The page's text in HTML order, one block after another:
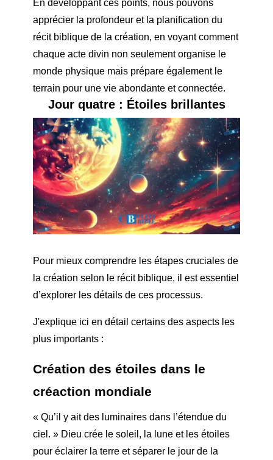
En développant ces points, nous pouvons
apprécier la profondeur et la planification du
récit biblique de la création, en voyant comment
chaque acte divin non seulement organise le
monde physique mais prépare également le
terrain pour une vie abondante et connectée.
Jour quatre : Étoiles brillantes
Pour mieux comprendre les étapes cruciales de
la création selon le récit biblique, il est essentiel
d’explorer les détails de ces processus.
J'explique ici en détail certains des aspects les
plus importants :
Création des étoiles dans le
créaction mondiale
« Qu’il y ait des luminaires dans l’étendue du
ciel. » Dieu crée le soleil, la lune et les étoiles
pour éclairer la terre et séparer le jour de la